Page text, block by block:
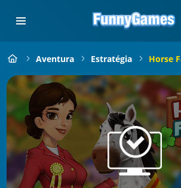
Aventura Estratégia Horse